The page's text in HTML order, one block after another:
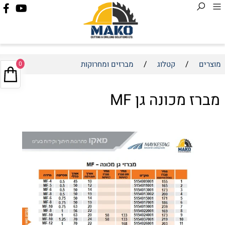
מוצרים / קטלוג / מברזים ומחרוקות
מברז מכונה גן MF
0